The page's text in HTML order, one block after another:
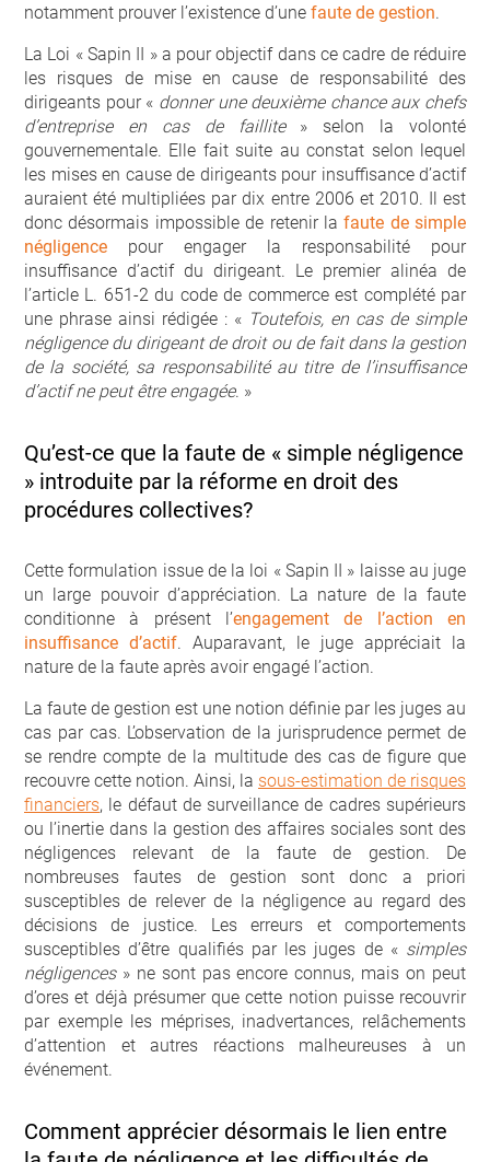
notamment prouver l’existence d’une faute de gestion.
La Loi « Sapin II » a pour objectif dans ce cadre de réduire
les risques de mise en cause de responsabilité des
dirigeants pour « donner une deuxième chance aux chefs
d’entreprise en cas de faillite » selon la volonté
gouvernementale. Elle fait suite au constat selon lequel
les mises en cause de dirigeants pour insuffisance d’actif
auraient été multipliées par dix entre 2006 et 2010. Il est
donc désormais impossible de retenir lafaute de simple
négligence pour engager la responsabilité pour
insuffisance d’actif du dirigeant. Le premier alinéa de
l’article L. 651-2 du code de commerce est complété par
une phrase ainsi rédigée : « Toutefois, en cas de simple
négligence du dirigeant de droit ou de fait dans la gestion
de la société, sa responsabilité au titre de l’insuffisance
d’actif ne peut être engagée. »
Qu’est-ce que la faute de « simple négligence
» introduite par la réforme en droit des
procédures collectives?
Cette formulation issue de la loi « Sapin II » laisse au juge
un large pouvoir d’appréciation. La nature de la faute
conditionne à présent l’engagement de l’action en
insuffisance d’actif. Auparavant, le juge appréciait la
nature de la faute après avoir engagé l’action.
La faute de gestion est une notion définie par les juges au
cas par cas. L’observation de la jurisprudence permet de
se rendre compte de la multitude des cas de figure que
recouvre cette notion. Ainsi, la sous-estimation de risques
financiers, le défaut de surveillance de cadres supérieurs
ou l’inertie dans la gestion des affaires sociales sont des
négligences relevant de la faute de gestion. De
nombreuses fautes de gestion sont donc a priori
susceptibles de relever de la négligence au regard des
décisions de justice. Les erreurs et comportements
susceptibles d’être qualifiés par les juges de « simples
négligences» ne sont pas encore connus, mais on peut
d’ores et déjà présumer que cette notion puisse recouvrir
par exemple les méprises, inadvertances, relâchements
d’attention et autres réactions malheureuses à un
événement.
Comment apprécier désormais le lien entre